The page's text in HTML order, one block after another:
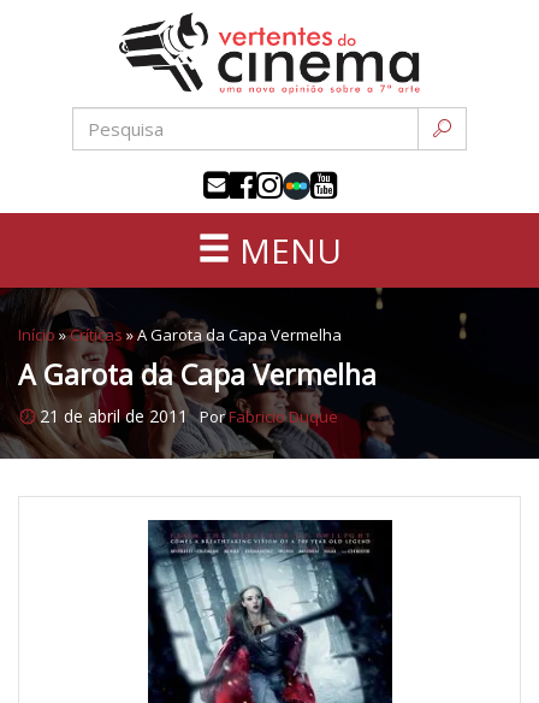
conteúdo
sétima
MENU
Início »Críticas »A Garota da Capa Vermelha
A Garota da Capa Vermelha
21 de abril de 2011 PorFabricio Duque